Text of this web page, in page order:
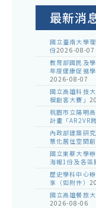
最新消
國立臺南大學
份2026-08-07
教育部國民及
年度健康促進
2026-08-07
國立高雄科技
模創客大賽」
桃園市立陽明
計畫「AR2VR
內政部建築研
慧化居住空間
國立東華大學
海報1份及各區
歷史學科中心
享（如附件）
國立高雄餐旅
2026-08-06